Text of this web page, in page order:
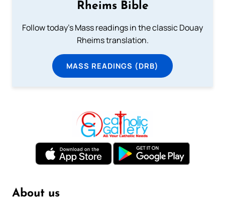
Rheims Bible
Follow today's Mass readings in the classic Douay
Rheims translation.
MASS READINGS (DRB)
About us